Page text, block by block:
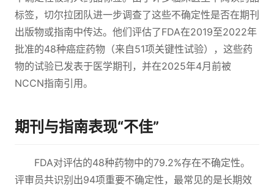
标签，切尔拉团队进一步调查了这些不确定性是否在期刊
出版物或指南中传达。他们评估了FDA在2019至2022年
批准的48种癌症药物（来自51项关键性试验），这些药
物的试验已发表于医学期刊，并在2025年4月前被
NCCN指南引用。
期刊与指南表现“不佳”
FDA对评估的48种药物中的79.2%存在不确定性。
评审员共识别出94项重要不确定性，最常见的是长期效